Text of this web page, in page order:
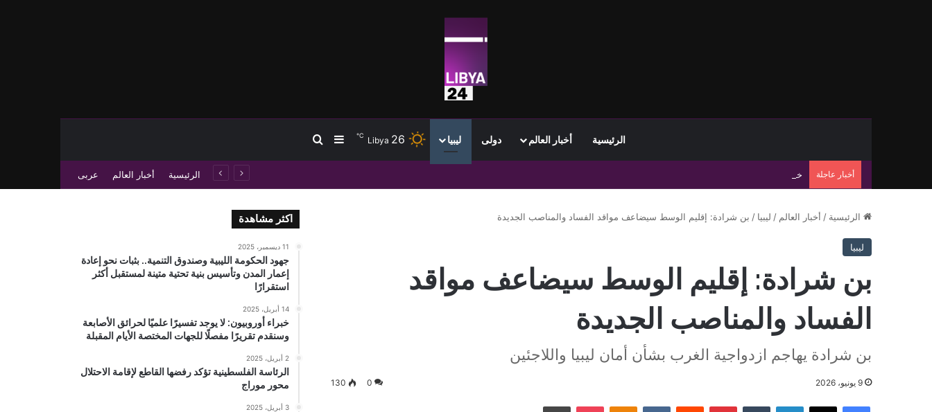
الرئيسية أخبار العالم دولى ليبيا Libya 26
℃ إضافة عمود جانبي
بحث عن
أخبار عاجلة خام برنت يرتفع إلى 83.55 دولارًا رغم خسارة أسبوعية تتجاوز 8% الرئيسية أخبار العالم عربى
الرئيسية / أخبار العالم / ليبيا / بن شرادة: إقليم الوسط سيضاعف مواقد الفساد والمناصب الجديدة
ليبيا
بن شرادة: إقليم الوسط سيضاعف مواقد
الفساد والمناصب الجديدة
بن شرادة يهاجم ازدواجية الغرب بشأن أمان ليبيا واللاجئين
9 يونيو، 2026 0
130
فيسبوك ‫X لينكدإن بينتيريست Odnoklassniki
‫Pocket طباعة
اكثر مشاهدة
11 ديسمبر، 2025
جهود الحكومة الليبية وصندوق التنمية.. بثبات نحو إعادة
إعمار المدن وتأسيس بنية تحتية متينة لمستقبل أكثر
استقرارًا
14 أبريل، 2025
خبراء أوروبيون: لا يوجد تفسيرًا علميًا لحرائق الأصابعة
وسنقدم تقريرًا مفصلًا للجهات المختصة الأيام المقبلة
2 أبريل، 2025
الرئاسة الفلسطينية تؤكد رفضها القاطع لإقامة الاحتلال
محور موراج
3 أبريل، 2025